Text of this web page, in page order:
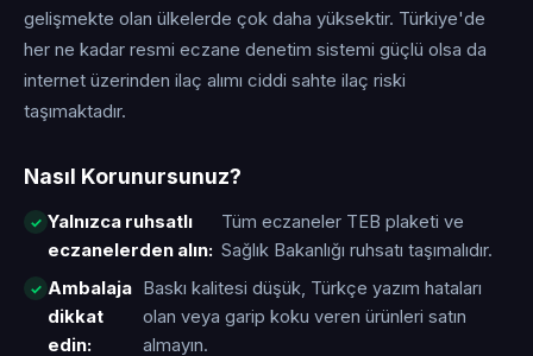
gelişmekte olan ülkelerde çok daha yüksektir. Türkiye'de
her ne kadar resmi eczane denetim sistemi güçlü olsa da
internet üzerinden ilaç alımı ciddi sahte ilaç riski
taşımaktadır.
Nasıl Korunursunuz?
Yalnızca ruhsatlı
eczanelerden alın:
Tüm eczaneler TEB plaketi ve
Sağlık Bakanlığı ruhsatı taşımalıdır.
Ambalaja
dikkat
edin:
Baskı kalitesi düşük, Türkçe yazım hataları
olan veya garip koku veren ürünleri satın
almayın.